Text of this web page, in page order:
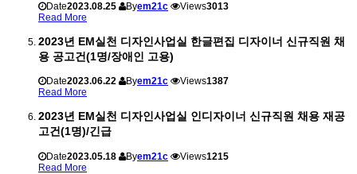
Date2023.08.25 Byem21c Views3013
Read More
2023년 EM실천 디자인사업실 한글편집 디자이너 신규직원 채
용 공고건(1명/장애인 고용)
Date2023.06.22 Byem21c Views1387
Read More
2023년 EM실천 디자인사업실 인디자이너 신규직원 채용 재공
고건(1명)/긴급
Date2023.05.18 Byem21c Views1215
Read More